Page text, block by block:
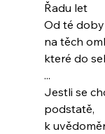
Řadu let
Od té
na těch
které do
...
Jestli se
podstatě,
k